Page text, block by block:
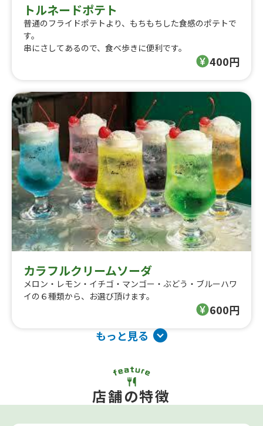
トルネードポテト
普通のフライドポテトより、もちもちした食感のポテトで
す。
串にさしてあるので、食べ歩きに便利です。
400円
カラフルクリームソーダ
メロン・レモン・イチゴ・マンゴー・ぶどう・ブルーハワ
イの６種類から、お選び頂けます。
600円
もっと見る
店舗の特徴